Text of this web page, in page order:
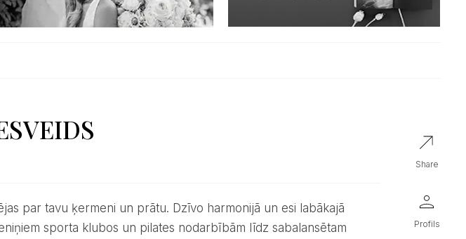
sporta klubos un pilates nodarbībām līdz sabalansētam
share
profils